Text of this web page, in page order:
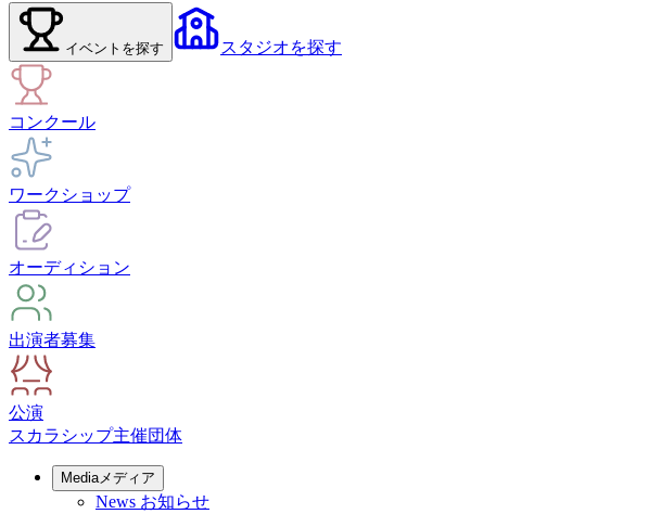
イベント を探す スタジオを探す
コンクール
ワークショップ
オーディション
出演者募集
公演
スカラシップ主催団体
Mediaメディア
News お知らせ